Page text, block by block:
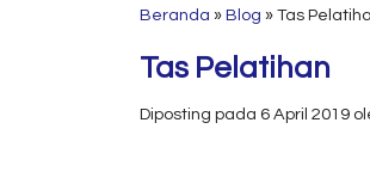
Beranda » Blog » Tas
Tas Pelatihan
Diposting pada 6 April 2019